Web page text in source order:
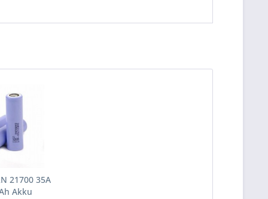
21700 35A
Akku